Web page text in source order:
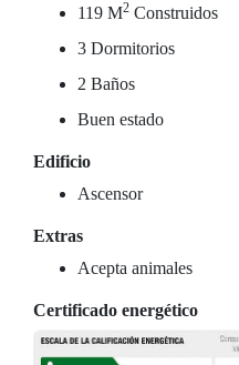
119 M2 Construidos
3 Dormitorios
2 Baños
Buen estado
Edificio
Ascensor
Extras
Acepta animales
Certificado energético